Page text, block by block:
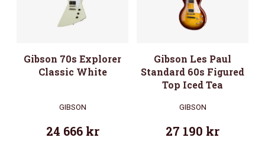
Gibson 70s Explorer
Classic White
GIBSON
24 666 kr
Gibson Les Paul
Standard 60s Figured
Top Iced Tea
GIBSON
27 190 kr